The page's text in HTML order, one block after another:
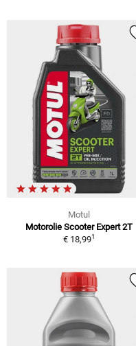
Motul
Motorolie Scooter Expert 2T
€ 18,991